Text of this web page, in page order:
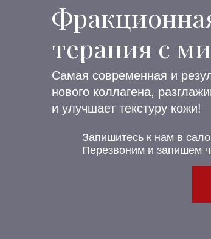
терапия с
Запишитесь к нам в
Перезвоним и запишем
Самая современная и
нового коллагена,
и улучшает текстуру кожи!